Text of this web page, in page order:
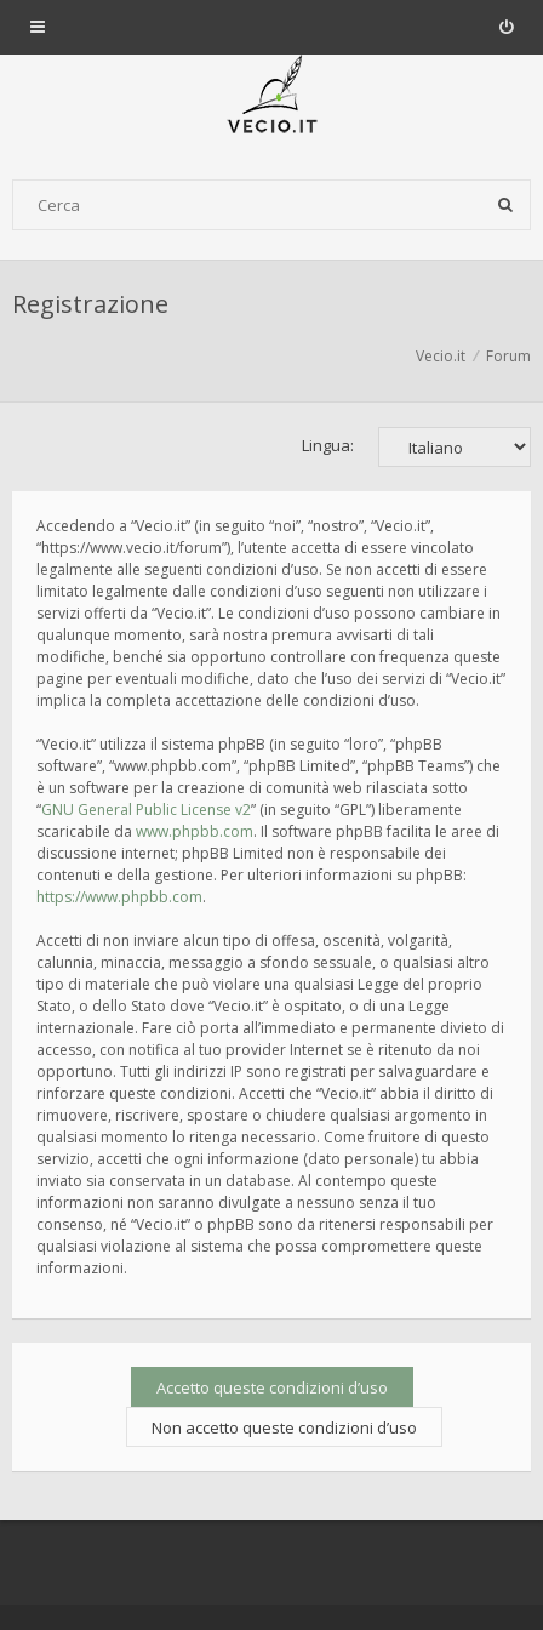
Registrazione
Vecio.it Forum
Lingua:
Accedendo a “Vecio.it” (in seguito “noi”, “nostro”, “Vecio.it”,
“https://www.vecio.it/forum”), l’utente accetta di essere vincolato
legalmente alle seguenti condizioni d’uso. Se non accetti di essere
limitato legalmente dalle condizioni d’uso seguenti non utilizzare i
servizi offerti da “Vecio.it”. Le condizioni d’uso possono cambiare in
qualunque momento, sarà nostra premura avvisarti di tali
modifiche, benché sia opportuno controllare con frequenza queste
pagine per eventuali modifiche, dato che l’uso dei servizi di “Vecio.it”
implica la completa accettazione delle condizioni d’uso.
“Vecio.it” utilizza il sistema phpBB (in seguito “loro”, “phpBB
software”, “www.phpbb.com”, “phpBB Limited”, “phpBB Teams”) che
è un software per la creazione di comunità web rilasciata sotto
“GNU General Public License v2” (in seguito “GPL”) liberamente
scaricabile da www.phpbb.com. Il software phpBB facilita le aree di
discussione internet; phpBB Limited non è responsabile dei
contenuti e della gestione. Per ulteriori informazioni su phpBB:
https://www.phpbb.com.
Accetti di non inviare alcun tipo di offesa, oscenità, volgarità,
calunnia, minaccia, messaggio a sfondo sessuale, o qualsiasi altro
tipo di materiale che può violare una qualsiasi Legge del proprio
Stato, o dello Stato dove “Vecio.it” è ospitato, o di una Legge
internazionale. Fare ciò porta all’immediato e permanente divieto di
accesso, con notifica al tuo provider Internet se è ritenuto da noi
opportuno. Tutti gli indirizzi IP sono registrati per salvaguardare e
rinforzare queste condizioni. Accetti che “Vecio.it” abbia il diritto di
rimuovere, riscrivere, spostare o chiudere qualsiasi argomento in
qualsiasi momento lo ritenga necessario. Come fruitore di questo
servizio, accetti che ogni informazione (dato personale) tu abbia
inviato sia conservata in un database. Al contempo queste
informazioni non saranno divulgate a nessuno senza il tuo
consenso, né “Vecio.it” o phpBB sono da ritenersi responsabili per
qualsiasi violazione al sistema che possa compromettere queste
informazioni.